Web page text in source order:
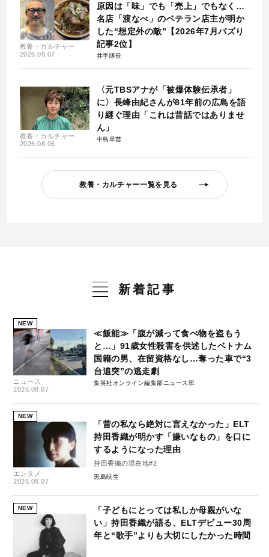
教養・カルチャー
2026.08.07
原因は「味」でも「売上」でもなく…
名店「渡なべ」のベテラン店主が明か
した“想定外の敵”【2026年7月バズり
記事2位】
井手隊長
教養・カルチャー
2026.08.06
〈元TBSアナが「被爆体験伝承者」
に〉長峰由紀さんが81年前の広島を語
り継ぐ理由「これは昔話ではありませ
ん」
中島早苗
教養・カルチャー一覧を見る
新着記事
NEW
ニュース
2026.08.07
≪飯能≫「腹が減って食べ物を盗もう
と…」91歳女性殺害を供述したベトナム
国籍の男、在留資格なし…奪った車で“3
台追突”の逃走劇
集英社オンライン編集部ニュース班
NEW
エンタメ
2026.08.07
「昔の私なら絶対に言えなかった」ELT
持田香織が明かす「嫌いなもの」を口に
するようになった理由
持田香織の現在地#2
黒島暁生
NEW
「子どもにとっては私しか母親がいな
い」持田香織が語る、ELTデビュー30周
年と“歌手”よりも大切にしたかった時間